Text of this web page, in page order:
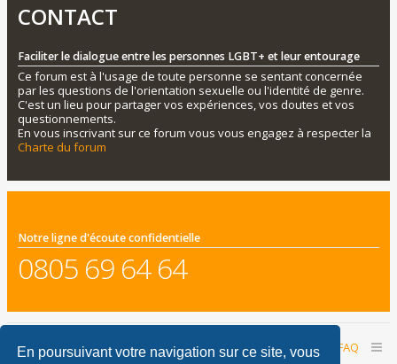
En poursuivant votre navigation sur ce site, vous
CONTACT
Faciliter le dialogue entre les personnes LGBT+ et leur entourage
Ce forum est à l'usage de toute personne se sentant concernée
par les questions de l'orientation sexuelle ou l'identité de genre.
C'est un lieu pour partager vos expériences, vos doutes et vos
questionnements.
En vous inscrivant sur ce forum vous vous engagez à respecter la
Charte du forum
Notre ligne d'écoute confidentielle
0805 69 64 64
Accueil du forum FAQ
Nous contacter